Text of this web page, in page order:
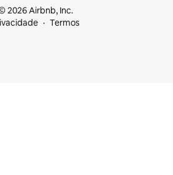
2026 Airbnb, Inc.
Termos